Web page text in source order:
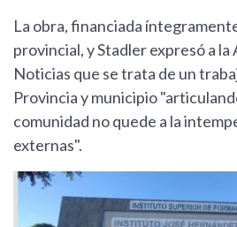
La obra, financiada
provincial, y Stadler expresó a
Noticias que se trata de un
Provincia y municipio
comunidad no quede a la
externas".